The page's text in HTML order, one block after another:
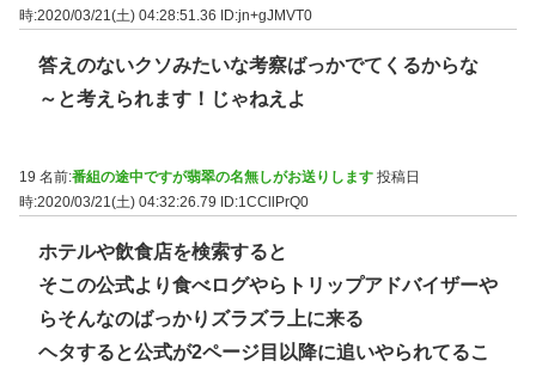
時:2020/03/21(土) 04:28:51.36 ID:jn+gJMVT0
答えのないクソみたいな考察ばっかでてくるからな
～と考えられます！じゃねえよ
19 名前:番組の途中ですが翡翠の名無しがお送りします 投稿日
時:2020/03/21(土) 04:32:26.79
ID:1CCllPrQ0
ホテルや飲食店を検索すると
そこの公式より食べログやらトリップアドバイザーや
らそんなのばっかりズラズラ上に来る
ヘタすると公式が2ページ目以降に追いやられてるこ